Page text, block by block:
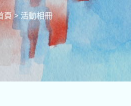
頁 >活動相冊